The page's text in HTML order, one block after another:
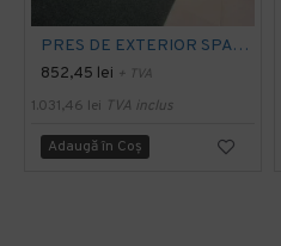
PRES DE EXTERIOR SPAGHETTI CITI 10 MM, CU STRAT SUPORT
852,45 lei + TVA
1.031,46 lei TVA inclus
Adaugă în Coş